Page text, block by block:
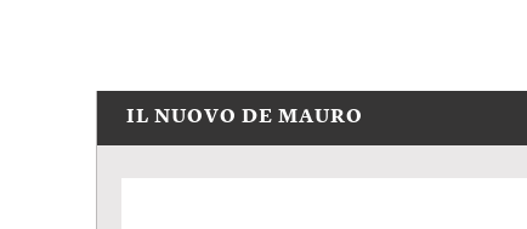
IL NUOVO DE MAURO